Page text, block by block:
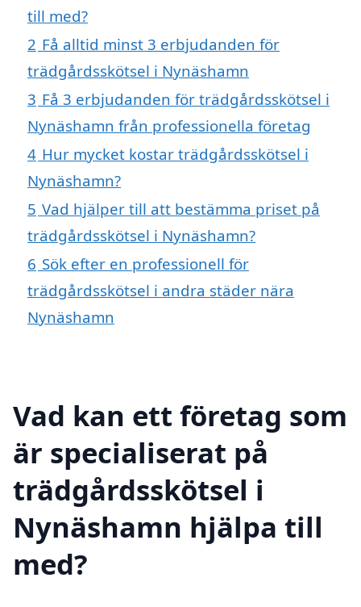
till med?
2 Få alltid minst 3 erbjudanden för
trädgårdsskötsel i Nynäshamn
3 Få 3 erbjudanden för trädgårdsskötsel i
Nynäshamn från professionella företag
4 Hur mycket kostar trädgårdsskötsel i
Nynäshamn?
5 Vad hjälper till att bestämma priset på
trädgårdsskötsel i Nynäshamn?
6 Sök efter en professionell för
trädgårdsskötsel i andra städer nära
Nynäshamn
Vad kan ett företag som
är specialiserat på
trädgårdsskötsel i
Nynäshamn hjälpa till
med?